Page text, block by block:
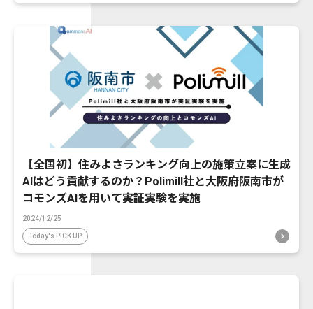
【全国初】住みよさランキング向上の施策立案に生成
AIはどう貢献するのか？Polimill社と大阪府阪南市が
コモンズAIを用いて実証実験を実施
2024/12/25
Today's PICK UP